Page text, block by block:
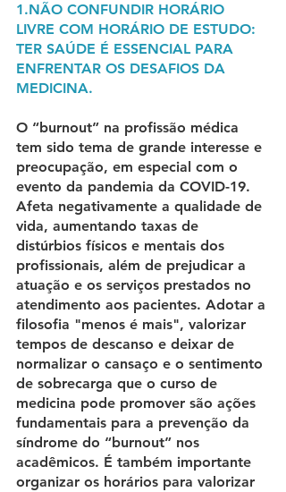
1.NÃO CONFUNDIR HORÁRIO
LIVRE COM HORÁRIO DE ESTUDO:
TER SAÚDE É ESSENCIAL PARA
ENFRENTAR OS DESAFIOS DA
MEDICINA.
O “burnout” na profissão médica
tem sido tema de grande interesse e
preocupação, em especial com o
evento da pandemia da COVID-19.
Afeta negativamente a qualidade de
vida, aumentando taxas de
distúrbios físicos e mentais dos
profissionais, além de prejudicar a
atuação e os serviços prestados no
atendimento aos pacientes. Adotar a
filosofia "menos é mais", valorizar
tempos de descanso e deixar de
normalizar o cansaço e o sentimento
de sobrecarga que o curso de
medicina pode promover são ações
fundamentais para a prevenção da
síndrome do “burnout” nos
acadêmicos. É também importante
organizar os horários para valorizar